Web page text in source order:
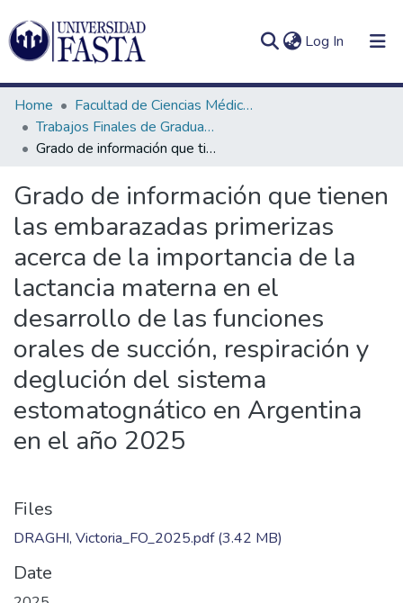
Log In (current)
Communities
&
Collections
All of DSpace
Statistics
In (current)
Home
Facultad de Ciencias Médicas
Trabajos Finales de Graduación de Licenciatura en Fonoaudiología
Grado de información que tienen las embarazadas primerizas acerca de la importancia de la lactancia materna en el desarrollo de las funciones orales de succión, respiración y deglución del sistema estomatognático en Argentina en el año 2025
Grado de información que tienen
las embarazadas primerizas
acerca de la importancia de la
lactancia materna en el
desarrollo de las funciones
orales de succión, respiración y
deglución del sistema
estomatognático en Argentina
en el año 2025
Files
DRAGHI, Victoria_FO_2025.pdf(3.42 MB)
Date